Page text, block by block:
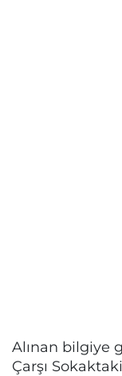
Alınan bilgiye
Çarşı